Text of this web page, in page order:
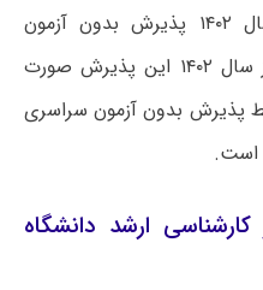
دانشگاه پیام نور تا قبل از سال ۱۴۰۲ پذیرش بدون آزمون
استعداد درخشان نداشت. اما از سال ۱۴۰۲ این پذیرش صورت
پذیرش بدون آزمون سراسری
است.
ارشد دانشگاه